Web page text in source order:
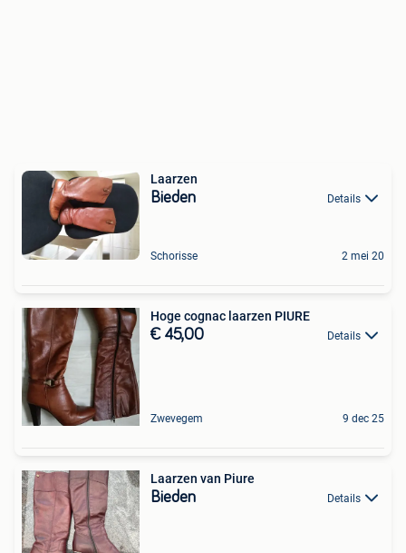
Laarzen
Bieden Details
Schorisse 2 mei 20
Hoge cognac laarzen PIURE
€ 45,00 Details
Zwevegem 9 dec 25
Laarzen van Piure
Bieden Details